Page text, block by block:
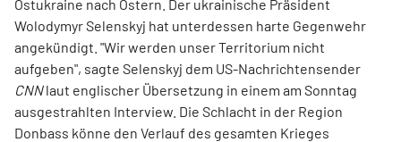
Ostukraine nach Ostern. Der ukrainische Präsident
Wolodymyr Selenskyj hat unterdessen harte Gegenwehr
angekündigt. "Wir werden unser Territorium nicht
aufgeben", sagte Selenskyj dem US-Nachrichtensender
CNNlaut englischer Übersetzung in einem am Sonntag
ausgestrahlten Interview. Die Schlacht in der Region
Donbass könne den Verlauf des gesamten Krieges